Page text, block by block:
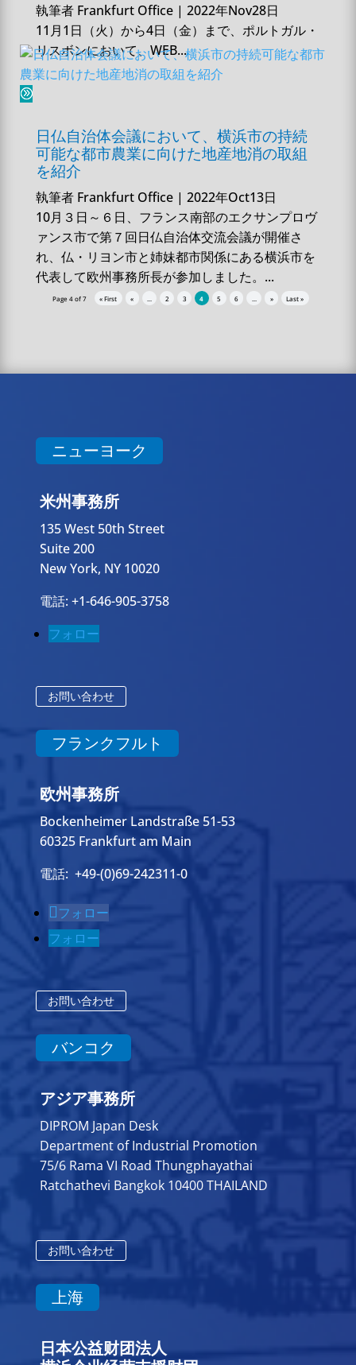
執筆者 Frankfurt Office| 2022年Nov28日
11月1日（火）から4日（金）まで、ポルトガル・
リスボンにおいて、WEB...
日仏自治体会議において、横浜市の持続
可能な都市農業に向けた地産地消の取組
を紹介
執筆者 Frankfurt Office| 2022年Oct13日
10月３日～６日、フランス南部のエクサンプロヴ
ァンス市で第７回日仏自治体交流会議が開催さ
れ、仏・リヨン市と姉妹都市関係にある横浜市を
代表して欧州事務所長が参加しました。...
Page 4 of 7 « First « 2 3 4 5 6 » Last »
ニューヨーク
米州事務所
135 West 50th Street
Suite 200
New York, NY 10020
電話: +1-646-905-3758
フォロー
お問い合わせ
フランクフルト
欧州事務所
Bockenheimer Landstraße 51-53
60325 Frankfurt am Main
電話: +49-(0)69-242311-0
フォロー
フォロー
お問い合わせ
バンコク
アジア事務所
DIPROM Japan Desk
Department of Industrial Promotion
75/6 Rama VI Road Thungphayathai
Ratchathevi Bangkok 10400 THAILAND
お問い合わせ
上海
日本公益财团法人